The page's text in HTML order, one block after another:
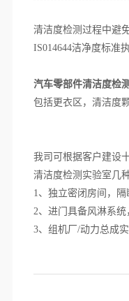
清洁度检测过程中避
IS014644洁净度标准
汽车零部件清洁度检
包括更衣区，清洁度
我司可根据客户建设
清洁度检测实验室几
1、独立密闭房间，
2、进门具备风淋系
3、组机厂 /动力总成